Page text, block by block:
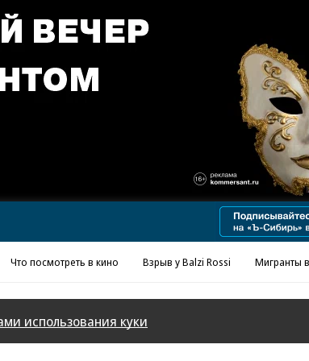
Что посмотреть в кино Взрыв у Balzi Rossi Мигранты
использования куки